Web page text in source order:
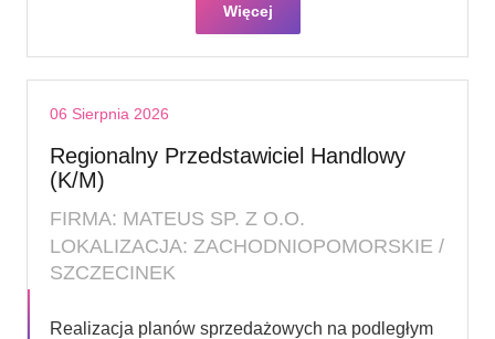
Więcej
06 Sierpnia 2026
Regionalny Przedstawiciel Handlowy
(K/M)
FIRMA: MATEUS SP. Z O.O.
LOKALIZACJA: ZACHODNIOPOMORSKIE /
SZCZECINEK
Realizacja planów sprzedażowych na podległym